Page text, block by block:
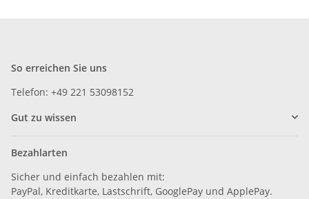
So erreichen Sie uns
Telefon: +49 221 53098152
Gut zu wissen
Bezahlarten
Sicher und einfach bezahlen mit:
PayPal, Kreditkarte, Lastschrift, GooglePay und ApplePay.